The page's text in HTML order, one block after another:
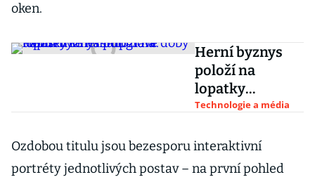
oken.
Herní byznys
položí na
lopatky
kinematografii.
nástup nové
doby uspíší
Technologie a média
Ozdobou titulu jsou bezesporu interaktivní
portréty jednotlivých postav – na první pohled